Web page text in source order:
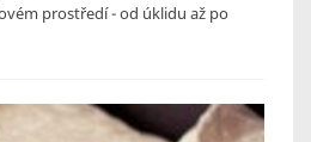
prostředí - od úklidu až po